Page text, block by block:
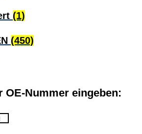
(1)
(450)
OE-Nummer eingeben: